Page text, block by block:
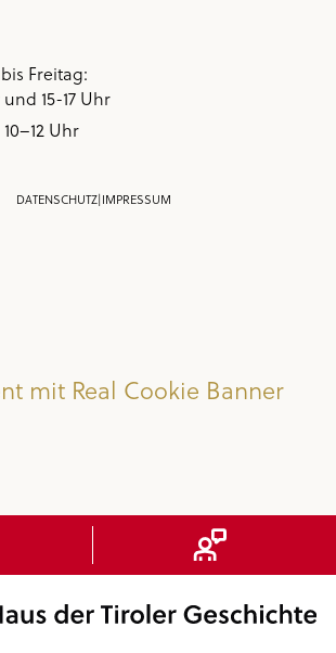
Freitag:
und 15-17 Uhr
Uhr
DATENSCHUTZ|IMPRESSUM
mit Real Cookie Banner